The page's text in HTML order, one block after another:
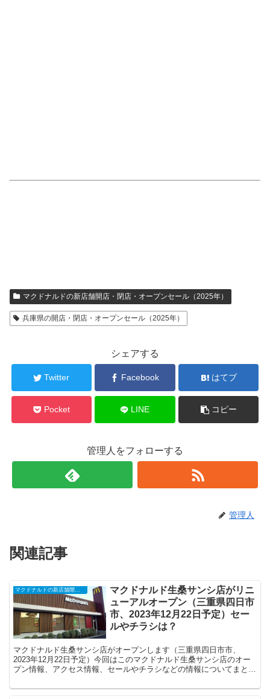
マクドナルドの新店舗開店・閉店・オープンセール（2025年）
兵庫県の開店・閉店・オープンセール（2025年）
シェアする
Twitter Facebook はてブ
Pocket LINE コピー
管理人をフォローする
管理人
関連記事
マクドナルドの新店舗開店・閉店・オープンセール（2025年）
マクドナルド生桑サンシ店がリニ
ューアルオープン（三重県四日市
市、2023年12月22日予定）セー
ルやチラシは？
マクドナルド生桑サンシ店がオープンします（三重県四日市市、
2023年12月22日予定）今回はこのマクドナルド生桑サンシ店のオー
プン情報、アクセス情報、セールやチラシなどの情報についてまとめ